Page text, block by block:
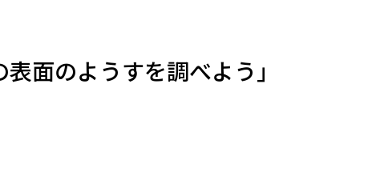
面のようすを調べよう」